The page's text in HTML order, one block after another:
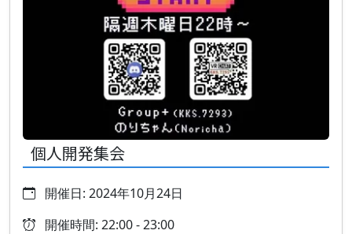
個人開発集会
開催日: 2024年10月24日
開催時間: 22:00 - 23:00